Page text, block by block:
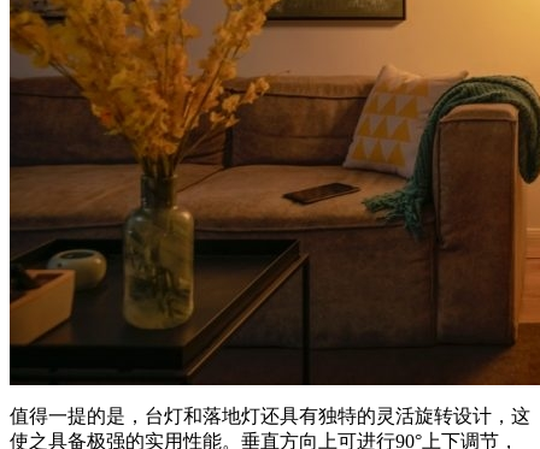
值得一提的是，台灯和落地灯还具有独特的灵活旋转设计，这
使之具备极强的实用性能。垂直方向上可进行90°上下调节，